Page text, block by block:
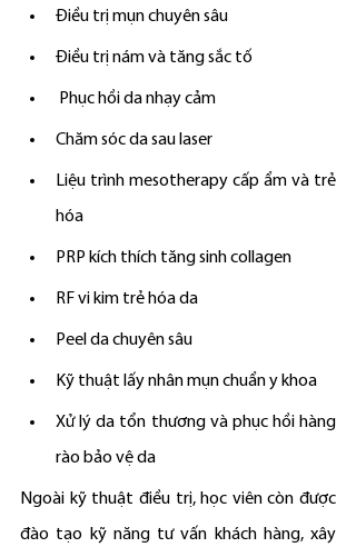
Điều trị mụn chuyên sâu
Điều trị nám và tăng sắc tố
Phục hồi da nhạy cảm
Chăm sóc da sau laser
Liệu trình mesotherapy cấp ẩm và trẻ
hóa
PRP kích thích tăng sinh collagen
RF vi kim trẻ hóa da
Peel da chuyên sâu
Kỹ thuật lấy nhân mụn chuẩn y khoa
Xử lý da tổn thương và phục hồi hàng
rào bảo vệ da
Ngoài kỹ thuật điều trị, học viên còn được
đào tạo kỹ năng tư vấn khách hàng, xây